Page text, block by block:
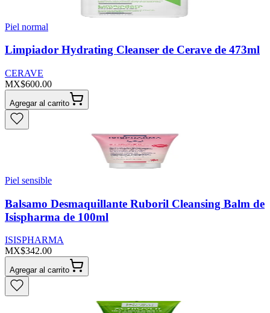
Piel normal
Limpiador Hydrating Cleanser de Cerave de 473ml
CERAVE
MX$600.00
Agregar al carrito
Piel sensible
Balsamo Desmaquillante Ruboril Cleansing Balm de
Isispharma de 100ml
ISISPHARMA
MX$342.00
Agregar al carrito